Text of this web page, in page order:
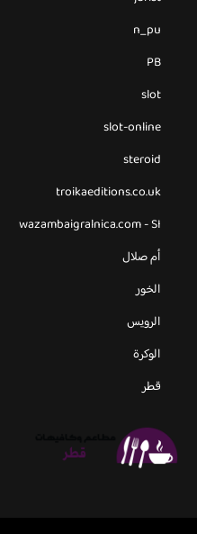
n_pu
PB
slot
slot-online
steroid
troikaeditions.co.uk
wazambaigralnica.com - SI
أم صلال
الخور
الرويس
الوكرة
قطر